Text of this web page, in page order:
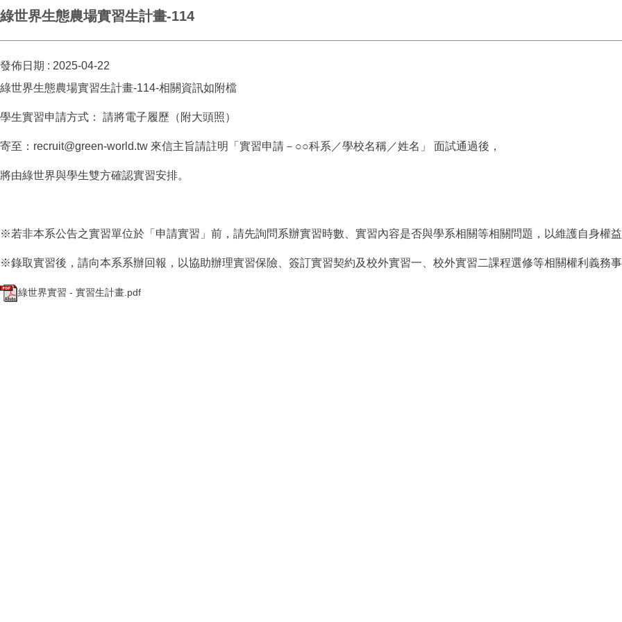
綠世界生態農場實習生計畫-114
發佈日期 : 2025-04-22
綠世界生態農場實習生計畫-114-相關資訊如附檔
學生實習申請方式： 請將電子履歷（附大頭照）
寄至：recruit@green-world.tw 來信主旨請註明「實習申請－○○科系／學校名稱／姓名」 面試通過後，
將由綠世界與學生雙方確認實習安排。
※若非本系公告之實習單位於「申請實習」前，請先詢問系辦實習時數、實習內容是否與學系相關等相關問題，以維護自身權
※錄取實習後，請向本系系辦回報，以協助辦理實習保險、簽訂實習契約及校外實習一、校外實習二課程選修等相關權利義務
綠世界實習 - 實習生計畫.pdf